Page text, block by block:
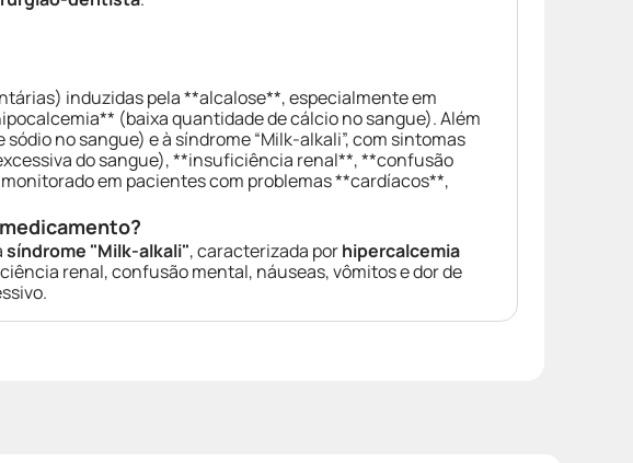
induzidas pela **alcalose**, especialmente em
(baixa quantidade de cálcio no sangue). Além
no sangue) e à síndrome “Milk-alkali”, com sintomas
do sangue), **insuficiência renal**, **confusão
em pacientes com problemas **cardíacos**,
síndrome "Milk-alkali", caracterizada porhipercalcemia
renal, confusão mental, náuseas, vômitos e dor de